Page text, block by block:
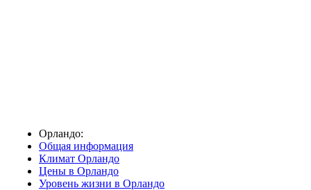
Орландо:
Общая информация
Климат Орландо
Цены в Орландо
Уровень жизни в Орландо